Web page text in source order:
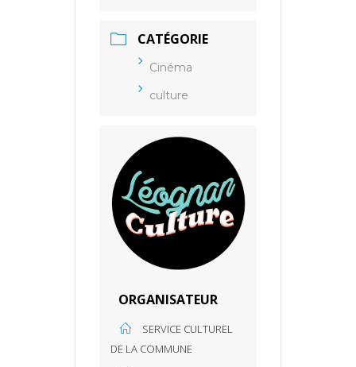
CATÉGORIE
Cinéma
culture
ORGANISATEUR
SERVICE CULTUREL
DE LA COMMUNE